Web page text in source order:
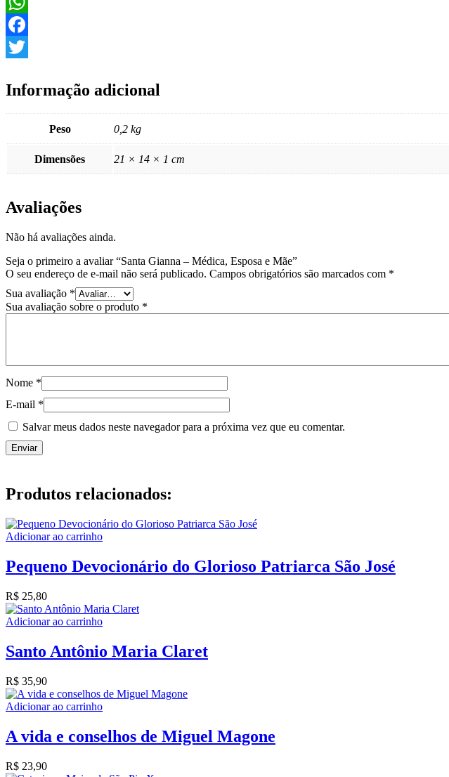
WhatsApp
Facebook
Informação adicional
Peso 0,2 kg
Dimensões 21 × 14 × 1 cm
Avaliações
Não há avaliações ainda.
Seja o primeiro a avaliar “Santa Gianna – Médica, Esposa e Mãe”
O seu endereço de e-mail não será publicado. Campos obrigatórios são marcados com *
Sua avaliação *
Sua avaliação sobre o produto *
Nome *
E-mail *
Salvar meus dados neste navegador para a próxima vez que eu comentar.
Produtos relacionados:
Adicionar ao carrinho
Pequeno Devocionário do Glorioso Patriarca São José
R$ 25,80
Adicionar ao carrinho
Santo Antônio Maria Claret
R$ 35,90
Adicionar ao carrinho
A vida e conselhos de Miguel Magone
R$ 23,90